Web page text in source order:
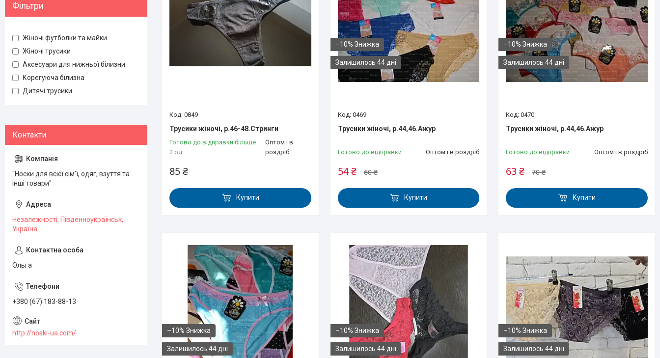
0849
Трусики жіночі, р.46-48.Стринги
Готово до відправки більше
2 од.
Оптом і в
роздріб
85 ₴
Купити
–10%
Залишилось 44 дні
0469
Трусики жіночі, р.44,46.Ажур
Готово до відправки Оптом і в роздріб
60 ₴
54 ₴
Купити
–10%
Залишилось 44 дні
0470
Трусики жіночі, р.44,46.Ажур
Готово до відправки Оптом і в роздріб
70 ₴
63 ₴
Купити
–10%
Залишилось 44 дні
–10%
Залишилось 44 дні
–10%
Залишилось 44 дні
Фільтри
Жіночі футболки та майки
Жіночі трусики
Аксесуари для нижньої білизни
Корегуюча білизна
Дитячі трусики
"Носки для всієї сім'ї, одяг, взуття та
інші товари"
Незалежності, Південноукраїнськ,
Україна
Ольга
+380 (67) 183-88-13
http://noski-ua.com/